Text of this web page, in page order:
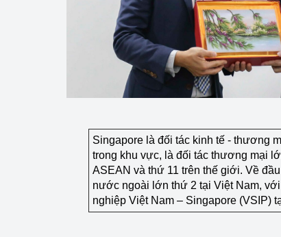
Singapore là đối tác kinh tế - thương
trong khu vực, là đối tác thương mại
ASEAN và thứ 11 trên thế giới. Về
nước ngoài lớn thứ 2 tại Việt Nam,
nghiệp Việt Nam – Singapore (VSIP)